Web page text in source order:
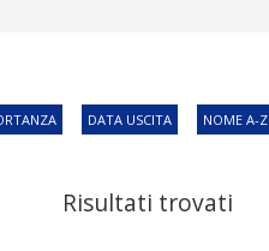
DATA USCITA NOME A-Z
Risultati trovati